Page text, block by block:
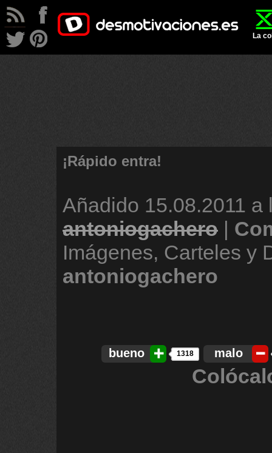
La
¡Rápido entra!
Añadido 15.08.2011 a
antoniogachero |
Imágenes, Carteles y
antoniogachero
bueno 1318 malo